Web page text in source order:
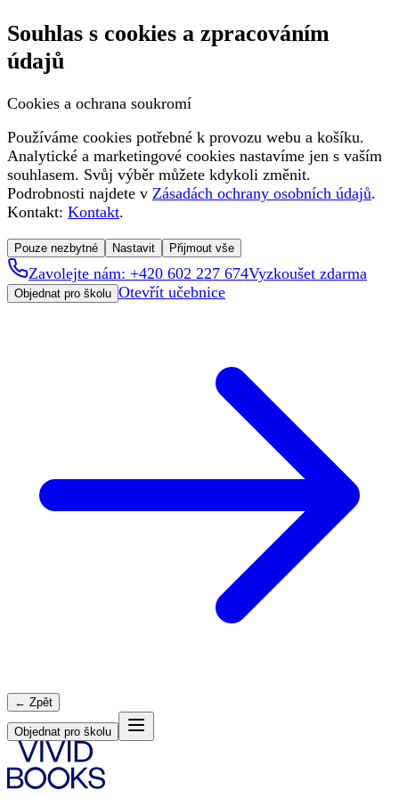
Souhlas s cookies a zpracováním
údajů
Cookies a ochrana soukromí
Používáme cookies potřebné k provozu webu a košíku.
Analytické a marketingové cookies nastavíme jen s vaším
souhlasem. Svůj výběr můžete kdykoli změnit.
Podrobnosti najdete v Zásadách ochrany osobních údajů.
Kontakt: Kontakt.
Pouze nezbytné Nastavit Přijmout vše
Zavolejte nám: +420 602 227 674Vyzkoušet zdarma
Objednat pro školu Otevřít učebnice
← Zpět
Objednat pro školu